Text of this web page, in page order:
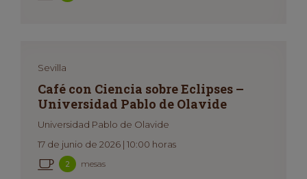
Sevilla
Café con Ciencia sobre Eclipses –
Universidad Pablo de Olavide
Universidad Pablo de Olavide
17 de junio de 2026 | 10:00 horas
2 mesas